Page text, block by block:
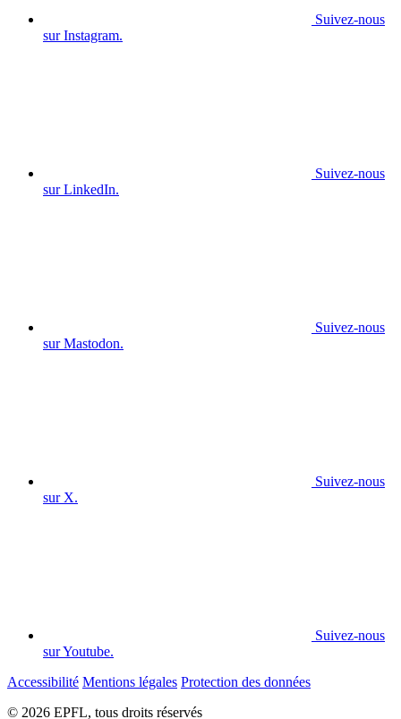
Suivez-nous
sur Instagram.
Suivez-nous
sur LinkedIn.
Suivez-nous
sur Mastodon.
Suivez-nous
sur X.
Suivez-nous
sur Youtube.
Accessibilité Mentions légales Protection des données
© 2026 EPFL, tous droits réservés